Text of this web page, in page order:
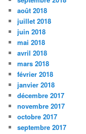
août 2018
juillet 2018
juin 2018
mai 2018
avril 2018
mars 2018
février 2018
janvier 2018
décembre 2017
novembre 2017
octobre 2017
septembre 2017